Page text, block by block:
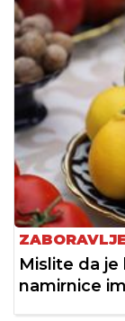
Mislite da je
namirnice